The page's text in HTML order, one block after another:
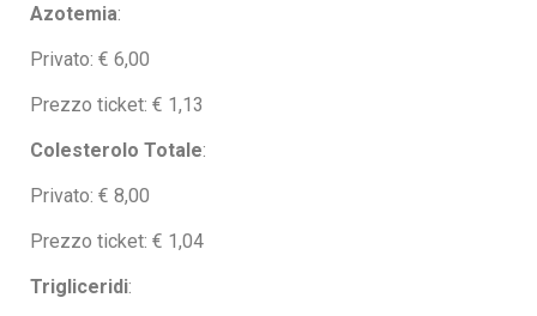
Azotemia:
Privato: € 6,00
Prezzo ticket: € 1,13
Colesterolo Totale:
Privato: € 8,00
Prezzo ticket: € 1,04
Trigliceridi: